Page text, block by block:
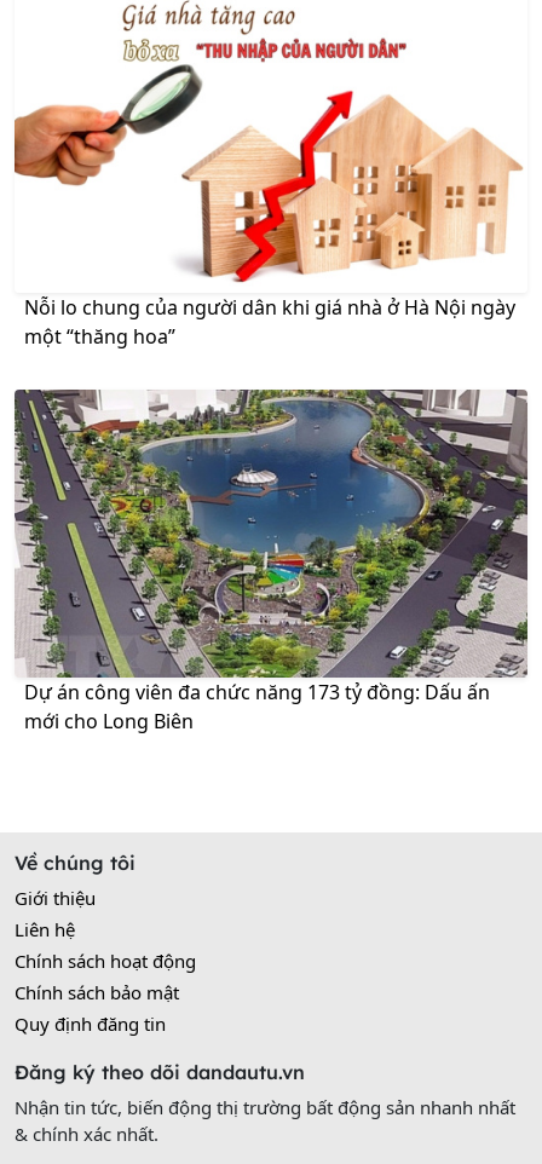
Nỗi lo chung của người dân khi giá nhà ở Hà Nội ngày
một “thăng hoa”
Dự án công viên đa chức năng 173 tỷ đồng: Dấu ấn
mới cho Long Biên
Về chúng tôi
Giới thiệu
Liên hệ
Chính sách hoạt động
Chính sách bảo mật
Quy định đăng tin
Đăng ký theo dõi dandautu.vn
Nhận tin tức, biến động thị trường bất động sản nhanh nhất
& chính xác nhất.